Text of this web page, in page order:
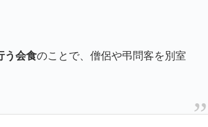
う会食のことで、僧侶や弔問客を別室